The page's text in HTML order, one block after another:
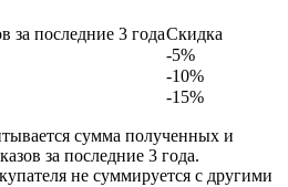
за последние 3 годаСкидка
-5%
-10%
-15%
сумма полученных и
за последние 3 года.
не суммируется с другими